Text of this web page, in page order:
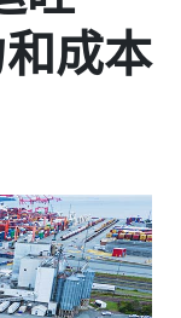
成本